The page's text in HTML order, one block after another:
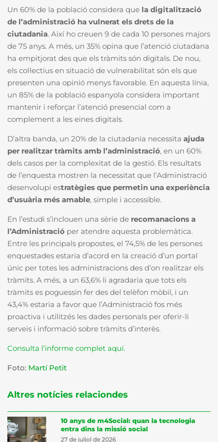
Un 60% de la població considera que la digitalització
de l’administració ha vulnerat els drets de la
ciutadania. Així ho creuen 9 de cada 10 persones majors
de 75 anys. A més, un 35% opina que l’atenció ciutadana
ha empitjorat des que els tràmits són digitals. De nou,
els col·lectius en situació de vulnerabilitat són els que
presenten una opinió menys favorable. En aquesta línia,
un 85% de la població espanyola considera important
mantenir i reforçar l’atenció presencial com a
complement a les eines digitals.
D’altra banda, un 20% de la ciutadania necessita ajuda
per realitzar tràmits amb l’administració, en un 60%
dels casos per la complexitat de la gestió. Els resultats
de l’enquesta mostren la necessitat que l’Administració
desenvolupi estratègies que permetin una experiència
d’usuària més amable, simple i accessible.
En l’estudi s’inclouen una sèrie de recomanacions a
l’Administració per atendre aquesta problemàtica.
Entre les principals propostes, el 74,5% de les persones
enquestades estaria d’acord en la creació d’un portal
únic per totes les administracions des d’on realitzar els
tràmits. A més, a un 63,6% li agradaria que tots els
tràmits es poguessin fer des del telèfon mòbil, i un
43,4% estaria a favor que l’Administració fos més
proactiva i utilitzés les dades personals per oferir-li
serveis i informació sobre tràmits d’interès.
Consulta l’informe complet aquí.
Foto: Martí Petit
Altres notícies relaciondes
10 anys de m4Social: quan la tecnologia
entra dins la missió social
27 de juliol de 2026